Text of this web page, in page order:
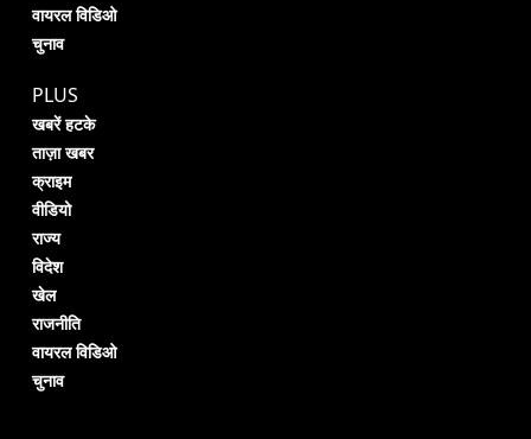
वायरल विडिओ
चुनाव
PLUS
खबरें हटके
ताज़ा खबर
क्राइम
वीडियो
राज्य
विदेश
खेल
राजनीति
वायरल विडिओ
चुनाव